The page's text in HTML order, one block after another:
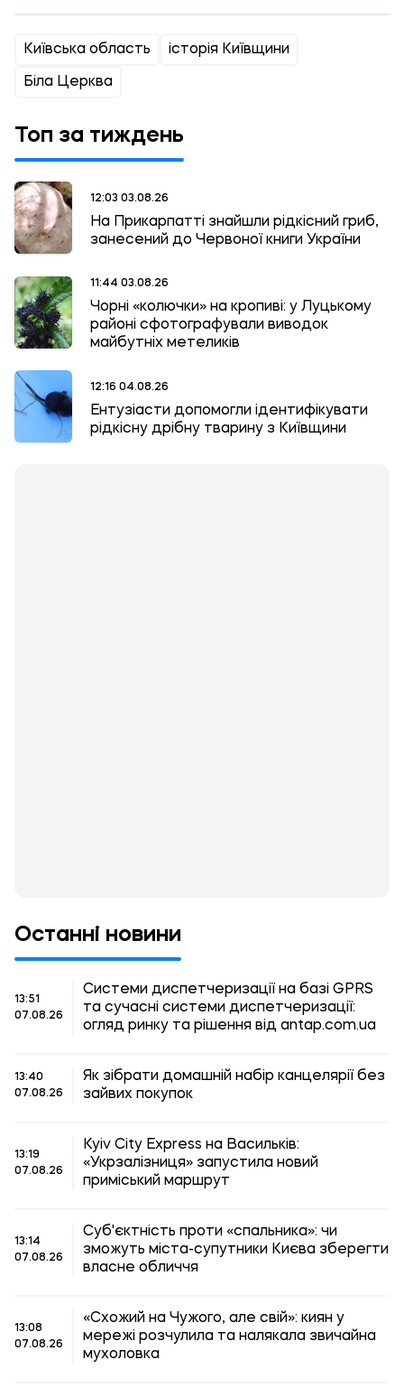
Київська область історія Київщини
Біла Церква
Топ за тиждень
12:03 03.08.26
На Прикарпатті знайшли рідкісний гриб,
занесений до Червоної книги України
11:44 03.08.26
Чорні «колючки» на кропиві: у Луцькому
районі сфотографували виводок
майбутніх метеликів
12:16 04.08.26
Ентузіасти допомогли ідентифікувати
рідкісну дрібну тварину з Київщини
Останні новини
13:51
07.08.26
Системи диспетчеризації на базі GPRS
та сучасні системи диспетчеризації:
огляд ринку та рішення від antap.com.ua
13:40
07.08.26
Як зібрати домашній набір канцелярії без
зайвих покупок
13:19
07.08.26
Kyiv City Express на Васильків:
«Укрзалізниця» запустила новий
приміський маршрут
13:14
07.08.26
Суб'єктність проти «спальника»: чи
зможуть міста-супутники Києва зберегти
власне обличчя
13:08
07.08.26
«Схожий на Чужого, але свій»: киян у
мережі розчулила та налякала звичайна
мухоловка